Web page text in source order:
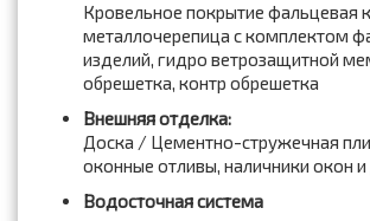
Кровельное покрытие фальцевая
металлочерепица с комплектом
изделий, гидро ветрозащитной
обрешетка, контр обрешетка
Внешняя отделка:
Доска / Цементно-стружечная
оконные отливы, наличники окон и
Водосточная система